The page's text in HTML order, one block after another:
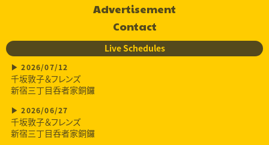
Advertisement
Contact
Live Schedules
2026/07/12
千坂敦子＆フレンズ
新宿三丁目呑者家銅鑼
2026/06/27
千坂敦子＆フレンズ
新宿三丁目呑者家銅鑼